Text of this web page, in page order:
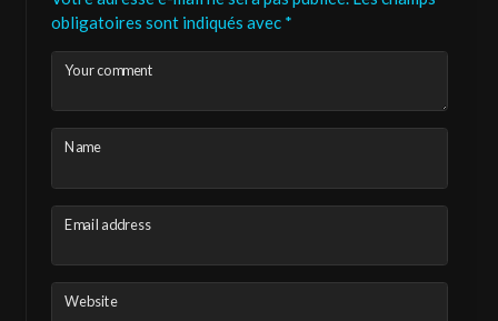
obligatoires sont indiqués avec *
Your comment
Name
Email address
Website